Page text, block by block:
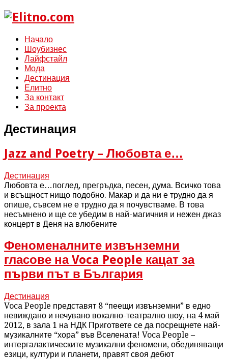
Начало
Шоубизнес
Лайфстайл
Мода
Дестинация
Елитно
За контакт
За проекта
Дестинация
Jazz and Poetry – Любовта е…
Дестинация
Любовта е…поглед, прегръдка, песен, дума. Всичко това
и всъщност нищо подобно. Макар и да ни е трудно да я
опише, съвсем не е трудно да я почувстваме. В това
несъмнено и ще се убедим в най-магичния и нежен джаз
концерт в Деня на влюбените
Феноменалните извънземни
гласове на Voca People кацат за
първи път в България
Дестинация
Voca People представят 8 “пеещи извънземни” в едно
невиждано и нечувано вокално-театрално шоу, на 4 май
2012, в зала 1 на НДК Пригответе се да посрещнете най-
музикалните “хора” във Вселената! Voca People –
интергалактическите музикални феномени, обединяващи
езици, култури и планети, правят своя дебют